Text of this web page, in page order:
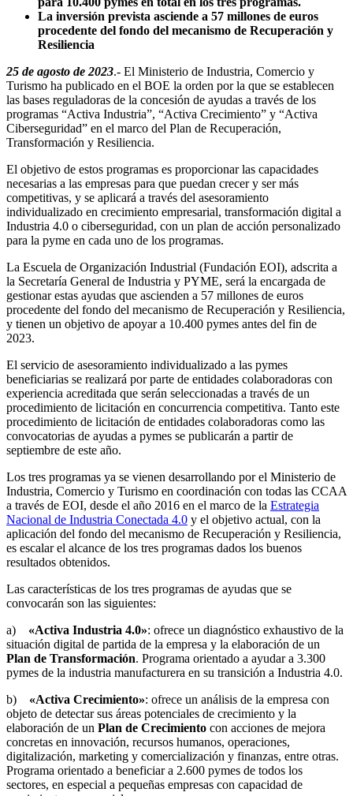
La inversión prevista asciende a 57 millones de euros
procedente del fondo del mecanismo de Recuperación y
Resiliencia
25 de agosto de 2023.- El Ministerio de Industria, Comercio y
Turismo ha publicado en el BOE la orden por la que se establecen
las bases reguladoras de la concesión de ayudas a través de los
programas “Activa Industria”, “Activa Crecimiento” y “Activa
Ciberseguridad” en el marco del Plan de Recuperación,
Transformación y Resiliencia.
El objetivo de estos programas es proporcionar las capacidades
necesarias a las empresas para que puedan crecer y ser más
competitivas, y se aplicará a través del asesoramiento
individualizado en crecimiento empresarial, transformación digital a
Industria 4.0 o ciberseguridad, con un plan de acción personalizado
para la pyme en cada uno de los programas.
La Escuela de Organización Industrial (Fundación EOI), adscrita a
la Secretaría General de Industria y PYME, será la encargada de
gestionar estas ayudas que ascienden a 57 millones de euros
procedente del fondo del mecanismo de Recuperación y Resiliencia,
y tienen un objetivo de apoyar a 10.400 pymes antes del fin de
2023.
El servicio de asesoramiento individualizado a las pymes
beneficiarias se realizará por parte de entidades colaboradoras con
experiencia acreditada que serán seleccionadas a través de un
procedimiento de licitación en concurrencia competitiva. Tanto este
procedimiento de licitación de entidades colaboradoras como las
convocatorias de ayudas a pymes se publicarán a partir de
septiembre de este año.
Los tres programas ya se vienen desarrollando por el Ministerio de
Industria, Comercio y Turismo en coordinación con todas las CCAA
a través de EOI, desde el año 2016 en el marco de la Estrategia
Nacional de Industria Conectada 4.0 y el objetivo actual, con la
aplicación del fondo del mecanismo de Recuperación y Resiliencia,
es escalar el alcance de los tres programas dados los buenos
resultados obtenidos.
Las características de los tres programas de ayudas que se
convocarán son las siguientes:
a) «Activa Industria 4.0»: ofrece un diagnóstico exhaustivo de la
situación digital de partida de la empresa y la elaboración de un
Plan de Transformación. Programa orientado a ayudar a 3.300
pymes de la industria manufacturera en su transición a Industria 4.0.
b) «Activa Crecimiento»: ofrece un análisis de la empresa con
objeto de detectar sus áreas potenciales de crecimiento y la
elaboración de un Plan de Crecimiento con acciones de mejora
concretas en innovación, recursos humanos, operaciones,
digitalización, marketing y comercialización y finanzas, entre otras.
Programa orientado a beneficiar a 2.600 pymes de todos los
sectores, en especial a pequeñas empresas con capacidad de